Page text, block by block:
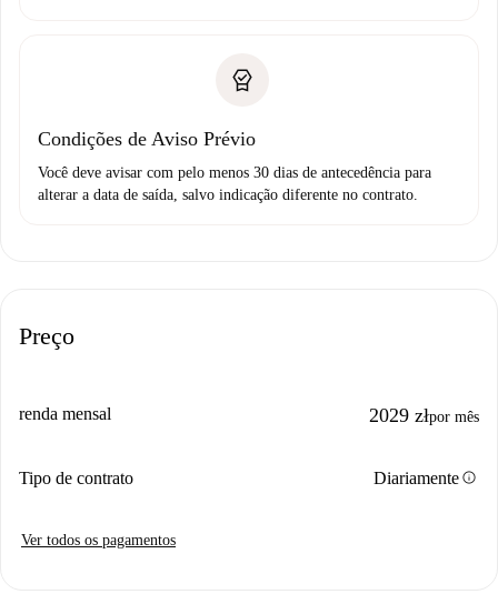
Condições de Aviso Prévio
Você deve avisar com pelo menos 30 dias de antecedência para
alterar a data de saída, salvo indicação diferente no contrato.
Preço
renda mensal 2029 złpor mês
Tipo de contrato Diariamenteinfo
Ver todos os pagamentos